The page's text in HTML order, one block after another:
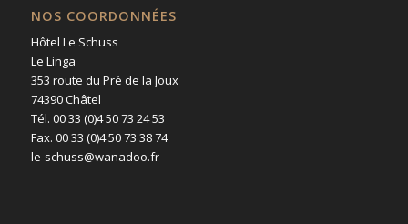
NOS COORDONNÉES
Hôtel Le Schuss
Le Linga
353 route du Pré de la Joux
74390 Châtel
Tél. 00 33 (0)4 50 73 24 53
Fax. 00 33 (0)4 50 73 38 74
le-schuss@wanadoo.fr